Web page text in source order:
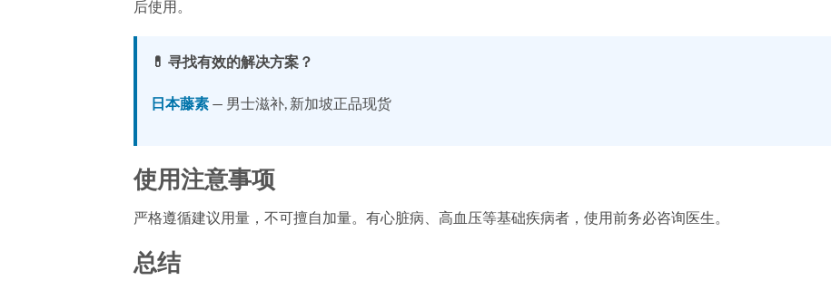
后使用。
💊 寻找有效的解决方案？
日本藤素 — 男士滋补, 新加坡正品现货
使用注意事项
严格遵循建议用量，不可擅自加量。有心脏病、高血压等基础疾病者，使用前务必咨询医生。
总结